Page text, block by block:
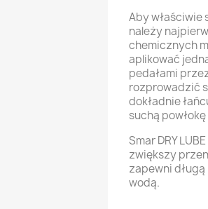
Aby właściwie
należy
chemicznych
aplikować
pedałami
rozprowadzić
dokładnie
suchą
Smar DRY
zwiększy
zapewni
wodą.